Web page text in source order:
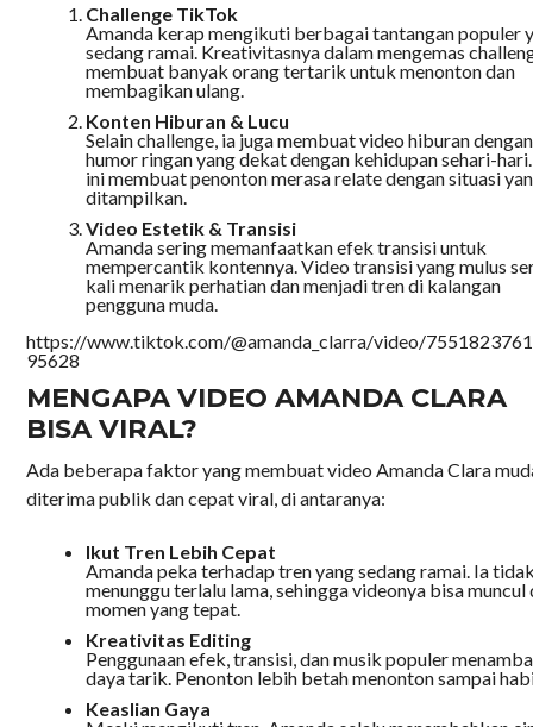
Challenge TikTok
Amanda kerap mengikuti berbagai tantangan populer
sedang ramai. Kreativitasnya dalam mengemas
membuat banyak orang tertarik untuk menonton dan
membagikan ulang.
Konten Hiburan & Lucu
Selain challenge, ia juga membuat video hiburan
humor ringan yang dekat dengan kehidupan sehari-
ini membuat penonton merasa relate dengan situasi
ditampilkan.
Video Estetik & Transisi
Amanda sering memanfaatkan efek transisi untuk
mempercantik kontennya. Video transisi yang mulus
kali menarik perhatian dan menjadi tren di kalangan
pengguna muda.
https://www.tiktok.com/@amanda_clarra/video/
95628
MENGAPA VIDEO AMANDA CLARA
BISA VIRAL?
Ada beberapa faktor yang membuat video Amanda Clara
diterima publik dan cepat viral, di antaranya:
Ikut Tren Lebih Cepat
Amanda peka terhadap tren yang sedang ramai. Ia
menunggu terlalu lama, sehingga videonya bisa muncul
momen yang tepat.
Kreativitas Editing
Penggunaan efek, transisi, dan musik populer
daya tarik. Penonton lebih betah menonton sampai
Keaslian Gaya